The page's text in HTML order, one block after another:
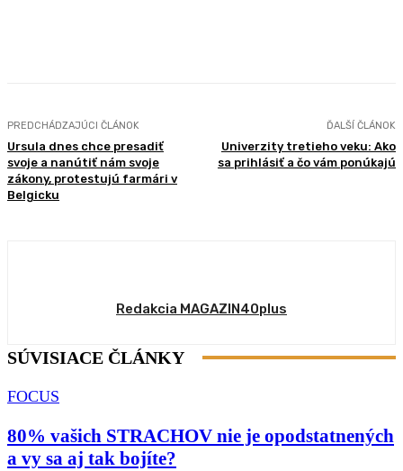
PREDCHÁDZAJÚCI ČLÁNOK
Ursula dnes chce presadiť
svoje a nanútiť nám svoje
zákony, protestujú farmári v
Belgicku
ĎALŠÍ ČLÁNOK
Univerzity tretieho veku: Ako
sa prihlásiť a čo vám ponúkajú
Redakcia MAGAZIN40plus
SÚVISIACE ČLÁNKY
FOCUS
80% vašich STRACHOV nie je opodstatnených
a vy sa aj tak bojíte?